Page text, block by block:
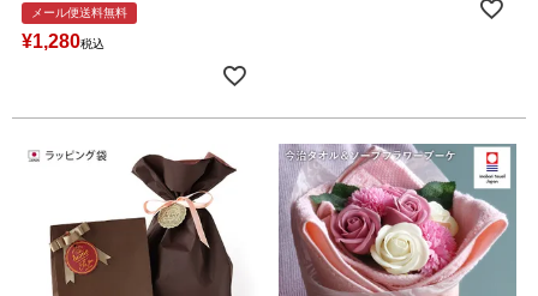
メール便送料無料
¥1,280税込